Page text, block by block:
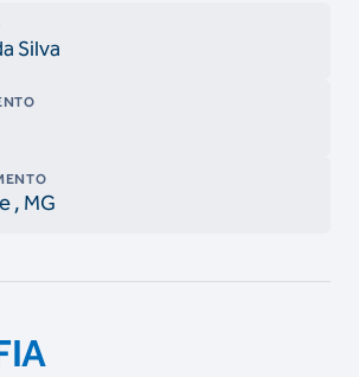
Silva
, MG